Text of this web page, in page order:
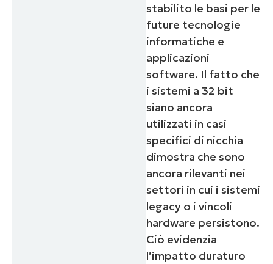
stabilito le basi per le
future tecnologie
informatiche e
applicazioni
software. Il fatto che
i sistemi a 32 bit
siano ancora
utilizzati in casi
specifici di nicchia
dimostra che sono
ancora rilevanti nei
settori in cui i sistemi
legacy o i vincoli
hardware persistono.
Ciò evidenzia
l’impatto duraturo